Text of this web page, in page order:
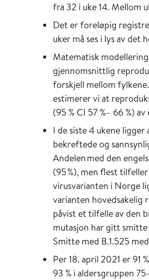
fra 32 i uke 14. Mellom
Det er foreløpig
uker må ses i lys av det
Matematisk
gjennomsnittlig
forskjell mellom
estimerer vi at
(95 % CI 57 %– 66 %)
I de siste 4 ukene ligger
bekreftede og
Andelen med den
(95 %), men flest
virusvarianten i Norge
varianten hovedsakelig
påvist et tilfelle av den
mutasjon har gitt
Smitte med B.1.525
Per 18. april 2021 er 91
93 % i aldersgruppen